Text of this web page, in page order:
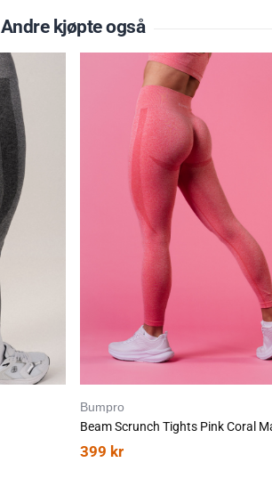
Andre kjøpte også
Bumpro
Beam Scrunch Tights Pink Coral
399 kr